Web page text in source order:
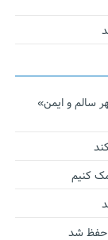
سالم و ایمن»
کنیم